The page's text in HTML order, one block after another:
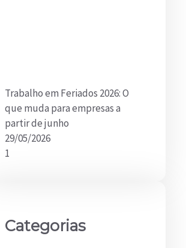
Trabalho em Feriados 2026: O
que muda para empresas a
partir de junho
29/05/2026
Categorias